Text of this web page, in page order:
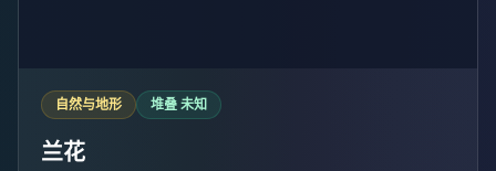
自然与地形 堆叠 未知
兰花